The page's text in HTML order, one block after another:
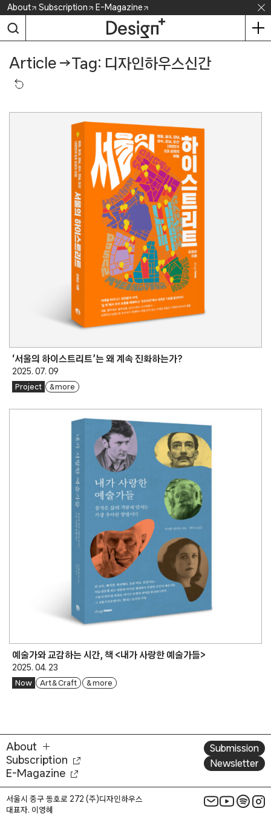
Skip
content
About Subscription E-Magazine
Article →Tag: 디자인하우스신간
‘서울의 하이스트리트’는 왜 계속 진화하는가?
2025. 07. 09
Project & more
예술가와 교감하는 시간, 책 <내가 사랑한 예술가들>
2025. 04. 23
Now Art & Craft & more
About
Subscription
E-Magazine
Submission
Newsletter
서울시 중구 동호로 272 (주)디자인하우스
대표자. 이영혜